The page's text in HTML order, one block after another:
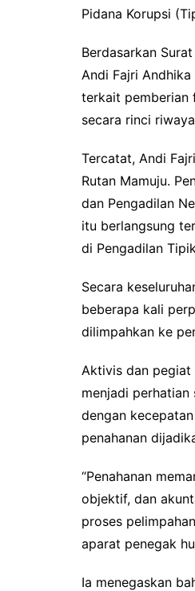
Pidana Korupsi
Berdasarkan
Andi Fajri
terkait pemberian
secara rinci
Tercatat, Andi
Rutan Mamuju.
dan Pengadilan
itu berlangsung
di Pengadilan
Secara
beberapa kali
dilimpahkan ke
Aktivis dan pegiat
menjadi perhatian
dengan
penahanan
“Penahanan
objektif, dan
proses
aparat penegak
Ia menegaskan